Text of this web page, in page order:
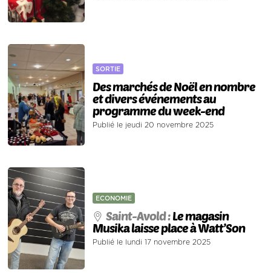
SORTIE
Des marchés de Noël en nombre
et divers événements au
programme du week-end
Publié le jeudi 20 novembre 2025
ECONOMIE
Saint-Avold :Le magasin
Musika laisse place à Watt’Son
Publié le lundi 17 novembre 2025